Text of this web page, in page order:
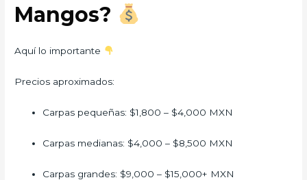
Mangos?
Aquí lo importante
Precios aproximados:
Carpas pequeñas: $1,800 – $4,000 MXN
Carpas medianas: $4,000 – $8,500 MXN
Carpas grandes: $9,000 – $15,000+ MXN